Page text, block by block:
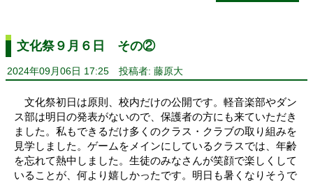
文化祭９月６日 その②
2024年09月06日 17:25 投稿者: 藤原大
文化祭初日は原則、校内だけの公開です。軽音楽部やダン
ス部は明日の発表がないので、保護者の方にも来ていただき
ました。私もできるだけ多くのクラス・クラブの取り組みを
見学しました。ゲームをメインにしているクラスでは、年齢
を忘れて熱中しました。生徒のみなさんが笑顔で楽しくして
いることが、何より嬉しかったです。明日も暑くなりそうで